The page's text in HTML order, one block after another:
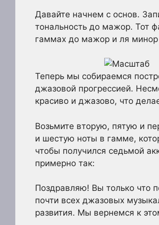
Давайте начнем с основ.
тональность до мажор. Тот
гаммах до мажор и ля минор
Теперь мы собираемся
джазовой прогрессией.
красиво и джазово, что
Возьмите вторую, пятую и
и шестую ноты в гамме,
чтобы получился седьмой
примерно так:
Поздравляю! Вы только что
почти всех джазовых
развития. Мы вернемся к